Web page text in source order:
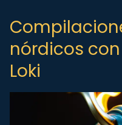
nórdicos
Loki